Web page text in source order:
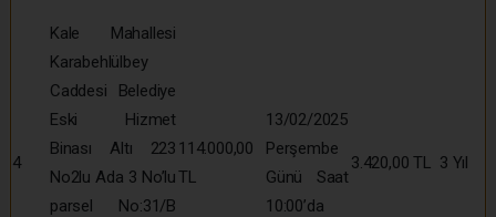
4
Kale Mahallesi
Karabehlülbey
Caddesi Belediye
Eski Hizmet
Binası Altı 223
No2lu Ada 3 No’lu
parsel No:31/B
114.000,00
TL
13/02/2025
Perşembe
Günü Saat
10:00’da
3.420,00 TL 3 Yıl